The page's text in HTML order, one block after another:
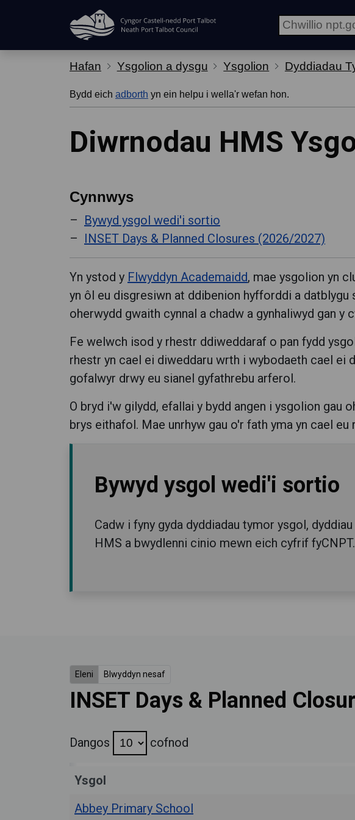
Hafan Ysgolion a dysgu Ysgolion Dyddiadau
Bydd eich adborth yn ein helpu i wella'r wefan hon.
Diwrnodau HMS
Cynnwys
Bywyd ysgol wedi'i sortio
INSET Days & Planned Closures (2026/2027)
Yn ystod y Flwyddyn Academaidd, mae ysgolion yn
yn ôl eu disgresiwn at ddibenion hyfforddi a
oherwydd gwaith cynnal a chadw a gynhaliwyd gan
Fe welwch isod y rhestr ddiweddaraf o pan fydd
rhestr yn cael ei diweddaru wrth i wybodaeth cael ei
gofalwyr drwy eu sianel gyfathrebu arferol.
O bryd i'w gilydd, efallai y bydd angen i ysgolion
brys eithafol. Mae unrhyw gau o'r fath yma yn cael eu
Bywyd ysgol wedi'i sortio
Cadw i fyny gyda dyddiadau tymor ysgol, dyddiau
HMS a bwydlenni cinio mewn eich cyfrif fyCNPT.
Eleni Blwyddyn nesaf
INSET Days & Planned
Dangos cofnod
Ysgol
Abbey Primary School